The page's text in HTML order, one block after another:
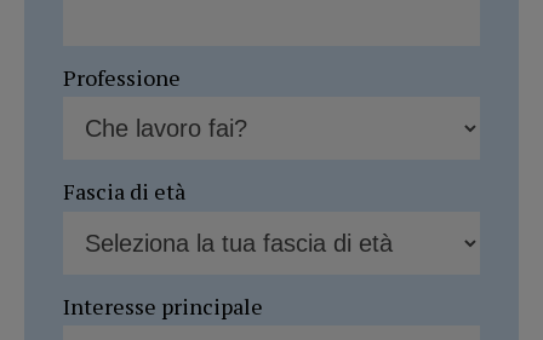
Professione
Fascia di età
Interesse principale